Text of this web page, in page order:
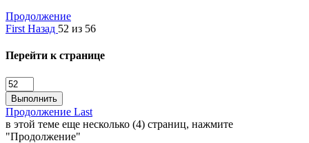
Продолжение
First Назад 52 из 56
Перейти к странице
Выполнить
Продолжение Last
в этой теме еще несколько (4) страниц, нажмите
"Продолжение"